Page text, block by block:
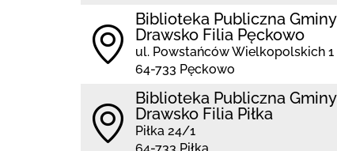
Biblioteka Publiczna Gminy
Drawsko Filia Pęckowo
ul. Powstańców Wielkopolskich 1
64-733 Pęckowo
Biblioteka Publiczna Gminy
Drawsko Filia Piłka
Piłka 24/1